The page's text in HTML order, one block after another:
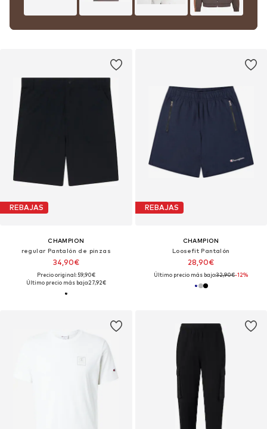
REBAJAS
CHAMPION
regular Pantalón de pinzas
34,90€
Precio original: 59,90€
Último precio más bajo:27,92€
REBAJAS
CHAMPION
Loosefit Pantalón
28,90€
Último precio más bajo:32,90€-12%